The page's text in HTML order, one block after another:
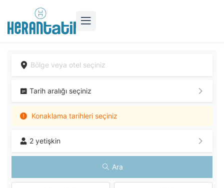
Tarih aralığı seçiniz
Konaklama tarihleri seçiniz
2 yetişkin
Ara